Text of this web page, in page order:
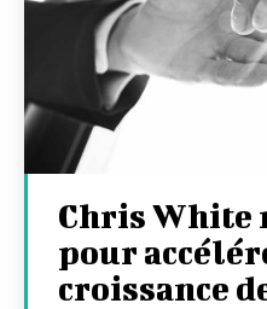
Chris White
pour
croissance